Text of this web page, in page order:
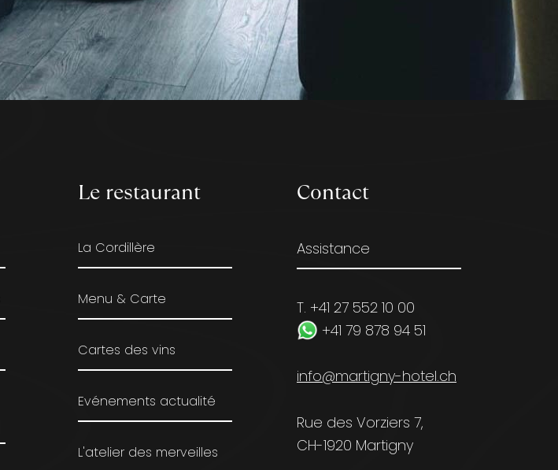
Le restaurant
La Cordillère
Menu & Carte
Cartes des vins
Evénements actualité
L'atelier des merveilles
Contact
Assistance
T. +41 27 552 10 00
+41 79 878 94 51
info@martigny-hotel.ch
Rue des Vorziers 7,
CH-1920 Martigny